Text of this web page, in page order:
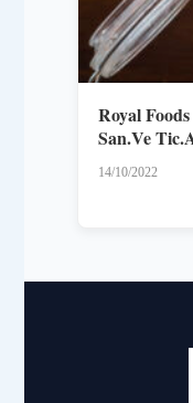
Royal
San.Ve
14/10/2022